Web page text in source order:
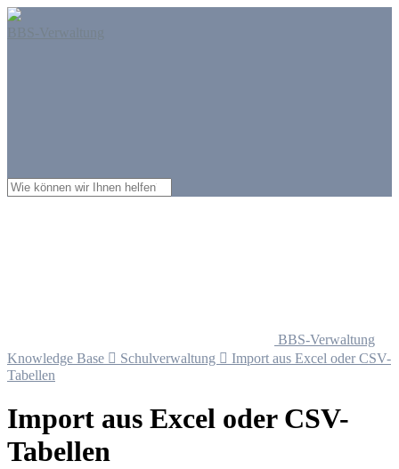
BBS-Verwaltung
BBS-Verwaltung
Knowledge Base  Schulverwaltung  Import aus Excel oder CSV-
Tabellen
Import aus Excel oder CSV-
Tabellen